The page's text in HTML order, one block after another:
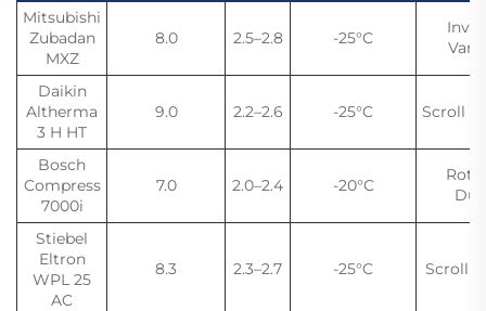
Mitsubishi
Zubadan
MXZ
8.0 2.5–2.8 -25°C
Daikin
Altherma
3 H HT
9.0 2.2–2.6 -25°C Scroll
Bosch
Compress
7000i
7.0 2.0–2.4 -20°C
Stiebel
Eltron
WPL 25
AC
8.3 2.3–2.7 -25°C Scroll